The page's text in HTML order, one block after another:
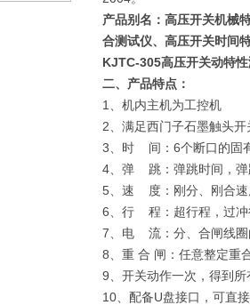
产品别名：高压开关机械
合测试仪、高压开关时间
KJTC-305高压开关动特
二、产品特点：
1、机内主机为工控机
2、满足西门子石墨触头
3、时 间：6个断口的固
4、弹 跳：弹跳时间，弹
5、速 度：刚分、刚合速
6、行 程：超行程，过冲
7、电 流：分、合闸线圈
8、重 合 闸：任意整定重
9、开关动作一次，得到所
10、配备U盘接口，可直